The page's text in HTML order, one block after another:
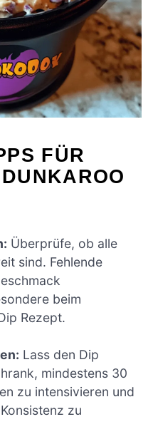
FÜR
Überprüfe, ob alle
sind. Fehlende
beim
Rezept.
Lass den Dip
mindestens 30
zu intensivieren und
zu